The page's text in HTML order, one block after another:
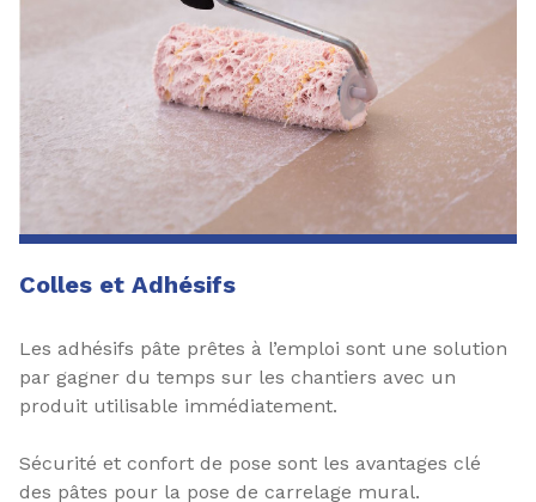
Colles et Adhésifs
Les adhésifs pâte prêtes à l’emploi sont une solution
par gagner du temps sur les chantiers avec un
produit utilisable immédiatement.
Sécurité et confort de pose sont les avantages clé
des pâtes pour la pose de carrelage mural.